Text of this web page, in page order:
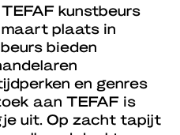
kunstbeurs
maart plaats in
bieden
en genres
aan TEFAF is
uit. Op zacht tapijt